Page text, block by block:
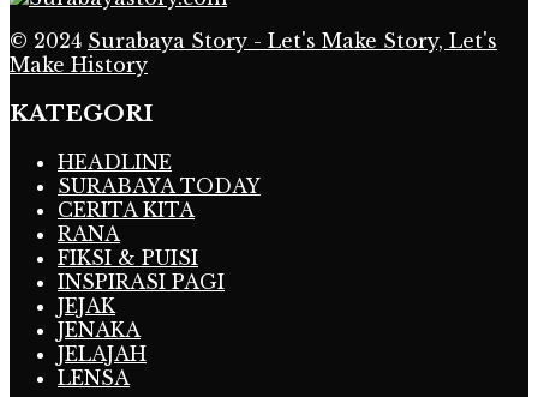
© 2024 Surabaya Story - Let's Make Story, Let's
Make History
KATEGORI
HEADLINE
SURABAYA TODAY
CERITA KITA
RANA
FIKSI & PUISI
INSPIRASI PAGI
JEJAK
JENAKA
JELAJAH
LENSA